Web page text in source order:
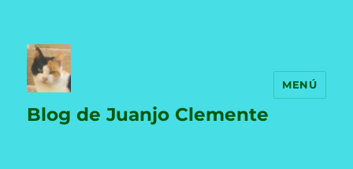
Blog de Juanjo Clemente
MENÚ